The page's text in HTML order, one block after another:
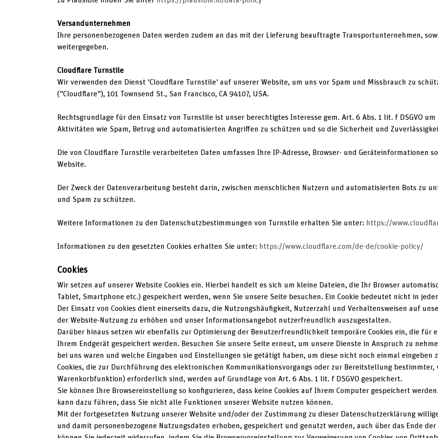
Versandunternehmen
Ihre personenbezogenen Daten werden zudem an das mit der Lieferung beauftragte Transportunternehmen,
weitergegeben.
Cloudflare Turnstile
Wir verwenden den Dienst 'Cloudflare Turnstile' auf unserer Website, um uns vor Spam und Missbrauch zu
("Cloudflare"), 101 Townsend St., San Francisco, CA 94107, USA.
Rechtsgrundlage für den Einsatz von Turnstile ist unser berechtigtes Interesse gem. Art. 6 Abs. 1 lit. f DSGVO
Aktivitäten wie Spam, Betrug und automatisierten Angriffen zu schützen und so die Sicherheit und
Die von Cloudflare Turnstile verarbeiteten Daten umfassen Ihre IP-Adresse, Browser- und
Website.
Der Zweck der Datenverarbeitung besteht darin, zwischen menschlichen Nutzern und automatisierten Bots zu
und Spam zu schützen.
Weitere Informationen zu den Datenschutzbestimmungen von Turnstile erhalten Sie unter: https://
Informationen zu den gesetzten Cookies erhalten Sie unter: https://www.cloudflare.com/de-de/cookie-policy/
Cookies
Wir setzen auf unserer Website Cookies ein. Hierbei handelt es sich um kleine Dateien, die Ihr Browser
Tablet, Smartphone etc.) gespeichert werden, wenn Sie unsere Seite besuchen. Ein Cookie bedeutet nicht in
Der Einsatz von Cookies dient einerseits dazu, die Nutzungshäufigkeit, Nutzerzahl und Verhaltensweisen auf
der Website-Nutzung zu erhöhen und unser Informationsangebot nutzerfreundlich auszugestalten.
Darüber hinaus setzen wir ebenfalls zur Optimierung der Benutzerfreundlichkeit temporäre Cookies ein, die
Ihrem Endgerät gespeichert werden. Besuchen Sie unsere Seite erneut, um unsere Dienste in Anspruch zu
bei uns waren und welche Eingaben und Einstellungen sie getätigt haben, um diese nicht noch einmal eingeben
Cookies, die zur Durchführung des elektronischen Kommunikationsvorgangs oder zur Bereitstellung
Warenkorbfunktion) erforderlich sind, werden auf Grundlage von Art. 6 Abs. 1 lit. f DSGVO gespeichert.
Sie können Ihre Browsereinstellung so konfigurieren, dass keine Cookies auf Ihrem Computer gespeichert
kann dazu führen, dass Sie nicht alle Funktionen unserer Website nutzen können.
Mit der fortgesetzten Nutzung unserer Website und/oder der Zustimmung zu dieser Datenschutzerklärung
und damit personenbezogene Nutzungsdaten erhoben, gespeichert und genutzt werden, auch über das Ende